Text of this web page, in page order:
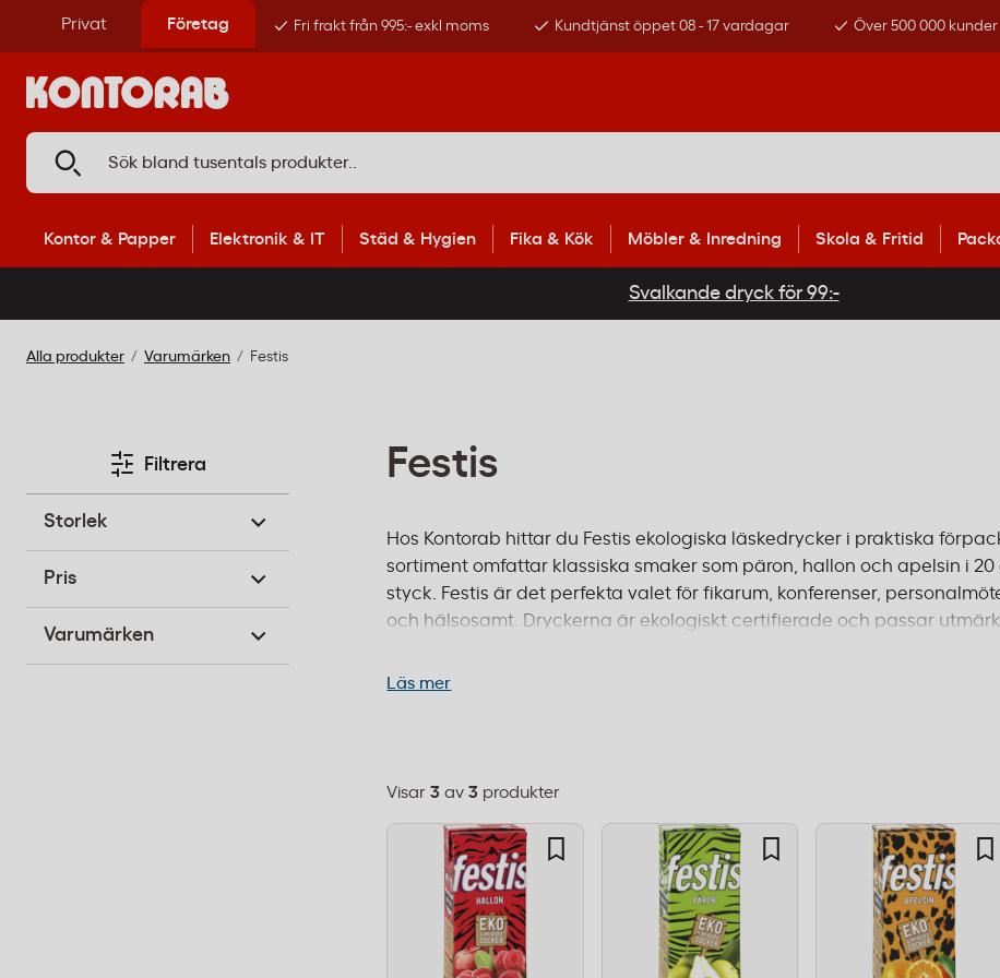
Privat Företag Fri frakt från 995:- exkl moms Kundtjänst öppet 08 - 17 vardagar Över 500 000 kunder
Kontor & Papper Elektronik & IT Städ & Hygien Fika & Kök Möbler & Inredning Skola & Fritid
Svalkande dryck för 99:-
Alla produkter Varumärken Festis
Festis
Hos Kontorab hittar du Festis ekologiska läskedrycker i praktiska
sortiment omfattar klassiska smaker som päron, hallon och apelsin i
styck. Festis är det perfekta valet för fikarum, konferenser,
och hälsosamt. Dryckerna är ekologiskt certifierade och passar
en uppskattad läskedryck som passar alla tillfällen. Beställ före 14:00
Läs mer
Välj
sorteringsordning
Visar3 av3 produkter
Filtrera
Storlek
Pris
Varumärken